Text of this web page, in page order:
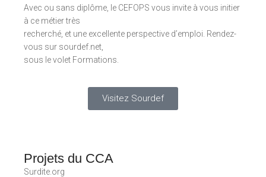
Avec ou sans diplôme, le CEFOPS vous invite à vous initier
à ce métier très
recherché, et une excellente perspective d’emploi. Rendez-
vous sur sourdef.net,
sous le volet Formations.
Visitez Sourdef
Projets du CCA
Surdite.org